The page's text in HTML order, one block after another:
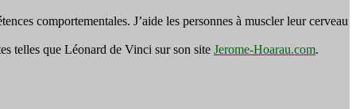
comportementales. J’aide les personnes à muscler leur cerveau
telles que Léonard de Vinci sur son site Jerome-Hoarau.com.